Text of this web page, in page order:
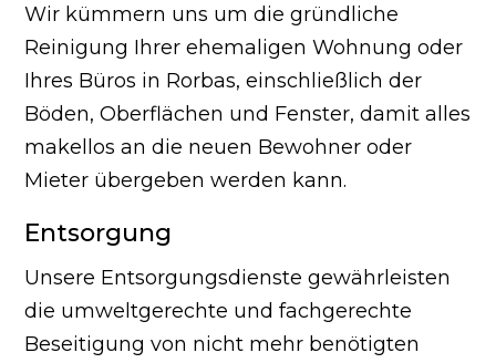
Wir kümmern uns um die gründliche
Reinigung Ihrer ehemaligen Wohnung oder
Ihres Büros in Rorbas, einschließlich der
Böden, Oberflächen und Fenster, damit alles
makellos an die neuen Bewohner oder
Mieter übergeben werden kann.
Entsorgung
Unsere Entsorgungsdienste gewährleisten
die umweltgerechte und fachgerechte
Beseitigung von nicht mehr benötigten